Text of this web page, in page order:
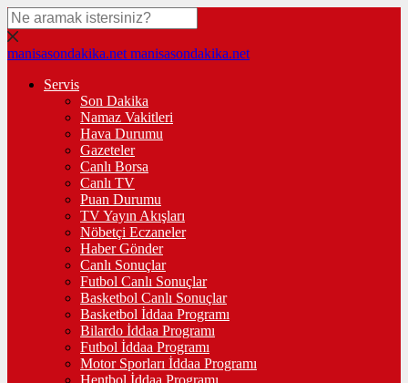
manisasondakika.net manisasondakika.net
Servis
Son Dakika
Namaz Vakitleri
Hava Durumu
Gazeteler
Canlı Borsa
Canlı TV
Puan Durumu
TV Yayın Akışları
Nöbetçi Eczaneler
Haber Gönder
Canlı Sonuçlar
Futbol Canlı Sonuçlar
Basketbol Canlı Sonuçlar
Basketbol İddaa Programı
Bilardo İddaa Programı
Futbol İddaa Programı
Motor Sporları İddaa Programı
Hentbol İddaa Programı